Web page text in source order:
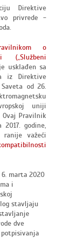
Direktive
privrede -
o
(„Službeni
usklađen sa
iz Direktive
od 26.
uniji
Ovaj Pravilnik
godine,
važeći
marta 2020
i
stavljaju
dve